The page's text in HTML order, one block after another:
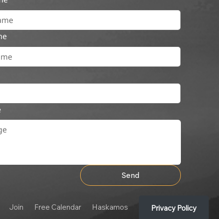
Send
Join Free Calendar Haskamos Privacy Policy